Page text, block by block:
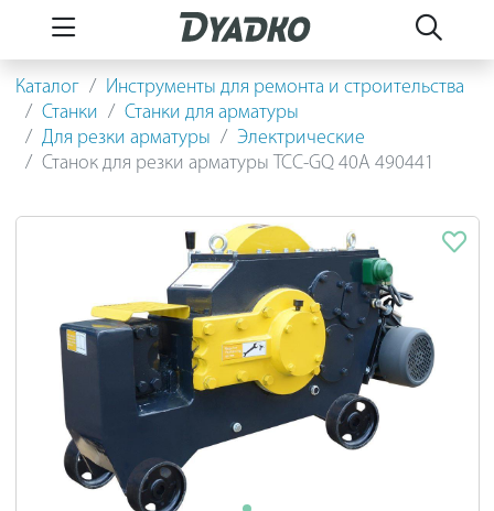
Каталог
Инструменты для ремонта и строительства
Станки
Станки для арматуры
Для резки арматуры
Электрические
Станок для резки арматуры ТСС-GQ 40A 490441